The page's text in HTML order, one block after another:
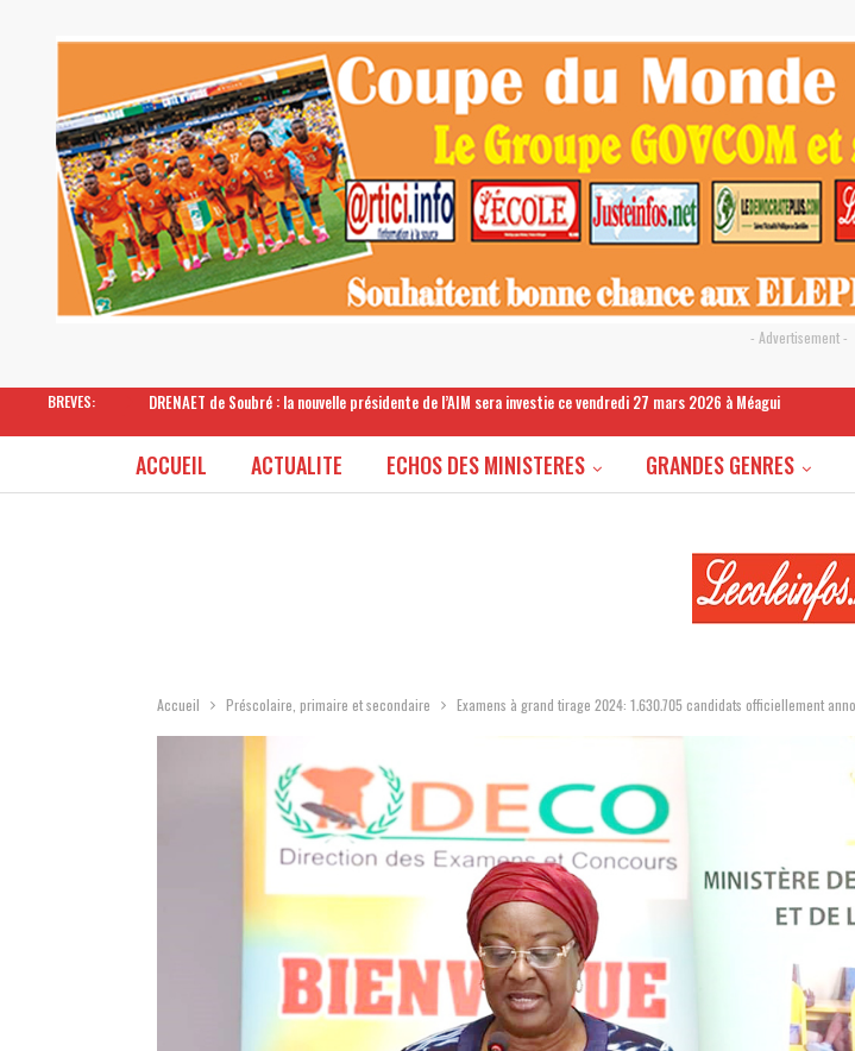
- Advertisement -
BREVES: DRENAET de Soubré : la nouvelle présidente de l’AIM sera investie ce vendredi 27 mars 2026 à Méagui
ACCUEIL ACTUALITE ECHOS DES MINISTERES GRANDES GENRES
Accueil Préscolaire, primaire et secondaire Examens à grand tirage 2024: 1.630.705 candidats officiellement